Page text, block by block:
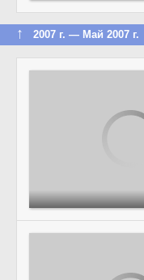
↑ 2007 г. — Май 2007 г.